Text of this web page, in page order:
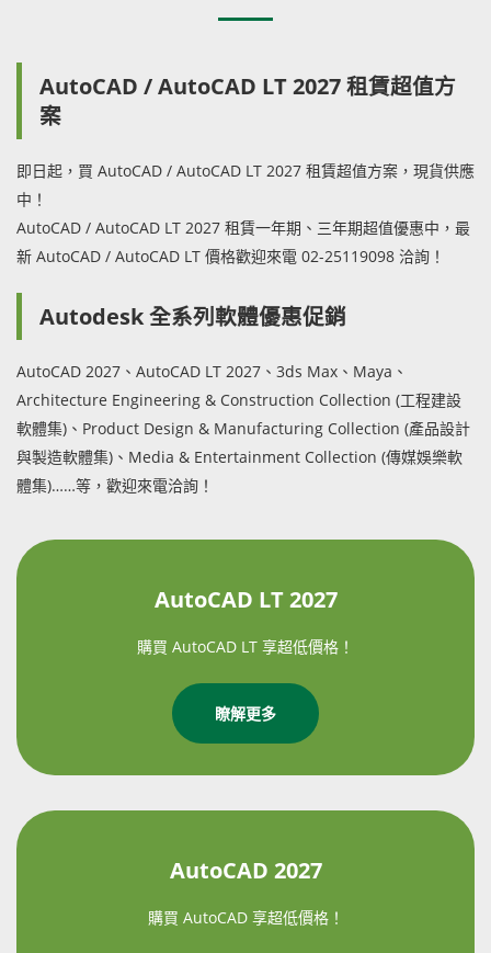
AutoCAD / AutoCAD LT 2027 租賃超值方
案
即日起，買 AutoCAD / AutoCAD LT 2027 租賃超值方案，現貨供應
中！
AutoCAD / AutoCAD LT 2027 租賃一年期、三年期超值優惠中，最
新 AutoCAD / AutoCAD LT 價格歡迎來電 02-25119098 洽詢！
Autodesk 全系列軟體優惠促銷
AutoCAD 2027、AutoCAD LT 2027、3ds Max、Maya、
Architecture Engineering & Construction Collection (工程建設
軟體集)、Product Design & Manufacturing Collection (產品設計
與製造軟體集)、Media & Entertainment Collection (傳媒娛樂軟
體集)……等，歡迎來電洽詢！
AutoCAD LT 2027
購買 AutoCAD LT 享超低價格！
瞭解更多
AutoCAD 2027
購買 AutoCAD 享超低價格！